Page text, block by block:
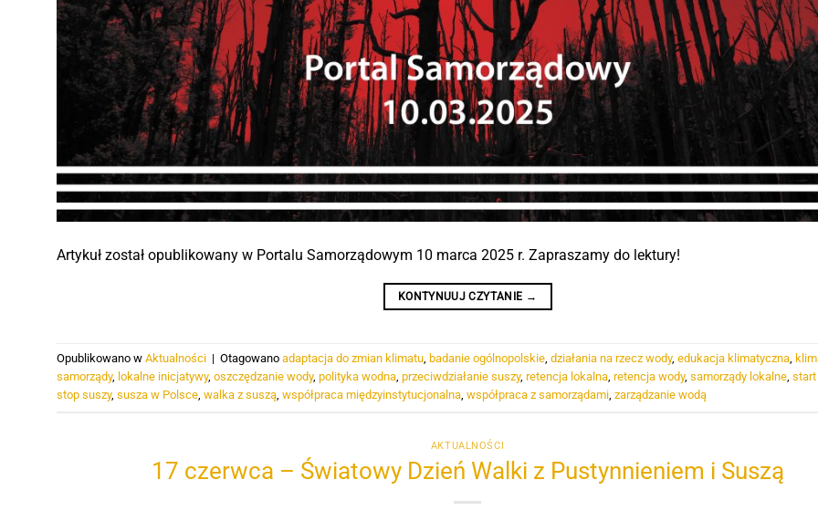
Artykuł został opublikowany w Portalu Samorządowym 10 marca 2025 r. Zapraszamy do lektury!
KONTYNUUJ CZYTANIE →
Opublikowano w Aktualności | Otagowano adaptacja do zmian klimatu, badanie ogólnopolskie, działania na rzecz wody, edukacja klimatyczna,
samorządy, lokalne inicjatywy, oszczędzanie wody, polityka wodna, przeciwdziałanie suszy, retencja lokalna, retencja wody, samorządy lokalne, start
stop suszy, susza w Polsce, walka z suszą, współpraca międzyinstytucjonalna, współpraca z samorządami, zarządzanie wodą
AKTUALNOŚCI
17 czerwca – Światowy Dzień Walki z Pustynnieniem i Suszą